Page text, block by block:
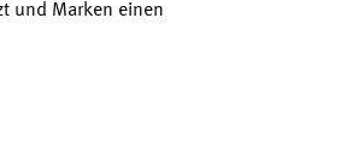
und Marken einen